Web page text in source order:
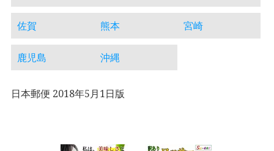
佐賀 熊本 宮崎
鹿児島 沖縄
日本郵便 2018年5月1日版